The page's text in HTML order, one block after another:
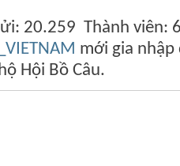
20.259 Thành viên
mới gia nhập
Hội Bồ Câu.